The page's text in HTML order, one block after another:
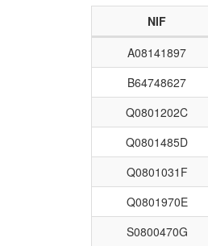
entidades
receptoras.
NIF
A08141897
B64748627
Q0801202C
Q0801485D
Q0801031F
Q0801970E
S0800470G